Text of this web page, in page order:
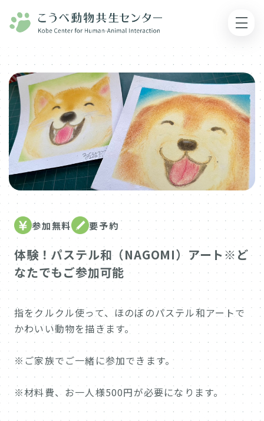
参加無料 要予約
体験！パステル和（NAGOMI）アート※ど
なたでもご参加可能
指をクルクル使って、ほのぼのパステル和アートで
かわいい動物を描きます。
※ご家族でご一緒に参加できます。
※材料費、お一人様500円が必要になります。